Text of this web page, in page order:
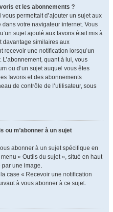
et les abonnements ?
permettait d’ajouter un sujet aux
votre navigateur internet. Vous
sujet ajouté aux favoris était mis à
davantage similaires aux
recevoir une notification lorsqu’un
quant à lui, vous
ou d’un sujet auquel vous êtes
favoris et des abonnements
de contrôle de l’utilisateur, sous
ou m’abonner à un sujet
abonner à un sujet spécifique en
« Outils du sujet », situé en haut
par une image.
case « Recevoir une notification
à vous abonner à ce sujet.